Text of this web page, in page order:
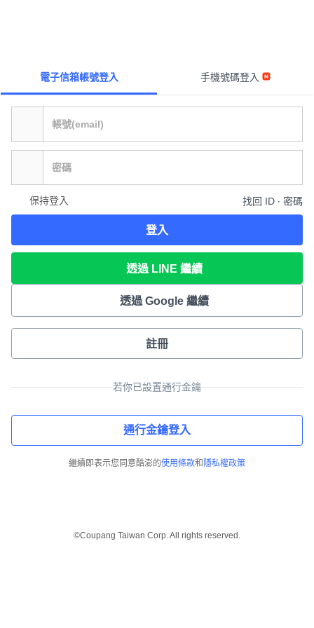
電子信箱帳號登入 手機號碼登入
保持登入 找回 ID ∙ 密碼
登入
透過 LINE 繼續
透過 Google 繼續
註冊
若你已設置通行金鑰
通行金鑰登入
繼續即表示您同意酷澎的使用條款和 隱私權政策
©Coupang Taiwan Corp. All rights reserved.